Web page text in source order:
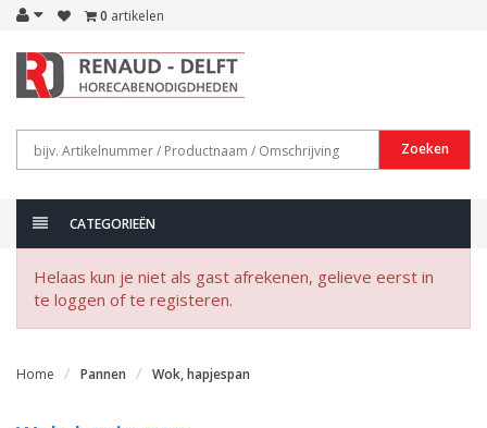
0 artikelen
Zoeken
CATEGORIEËN
Helaas kun je niet als gast afrekenen, gelieve eerst in
te loggen of te registeren.
Home Pannen Wok, hapjespan